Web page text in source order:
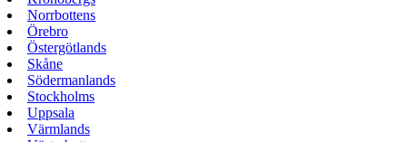
Norrbottens
Örebro
Östergötlands
Skåne
Södermanlands
Stockholms
Uppsala
Värmlands